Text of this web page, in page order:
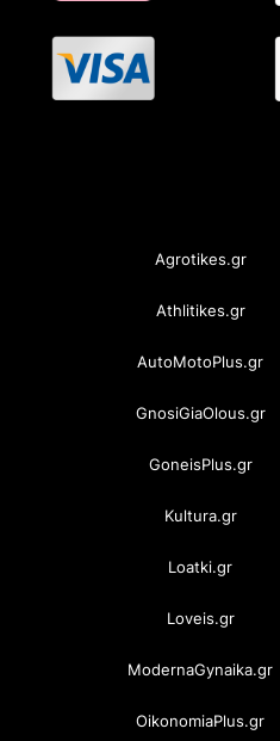
Agrotikes.gr
Athlitikes.gr
AutoMotoPlus.gr
GnosiGiaOlous.gr
GoneisPlus.gr
Kultura.gr
Loatki.gr
Loveis.gr
ModernaGynaika.gr
OikonomiaPlus.gr